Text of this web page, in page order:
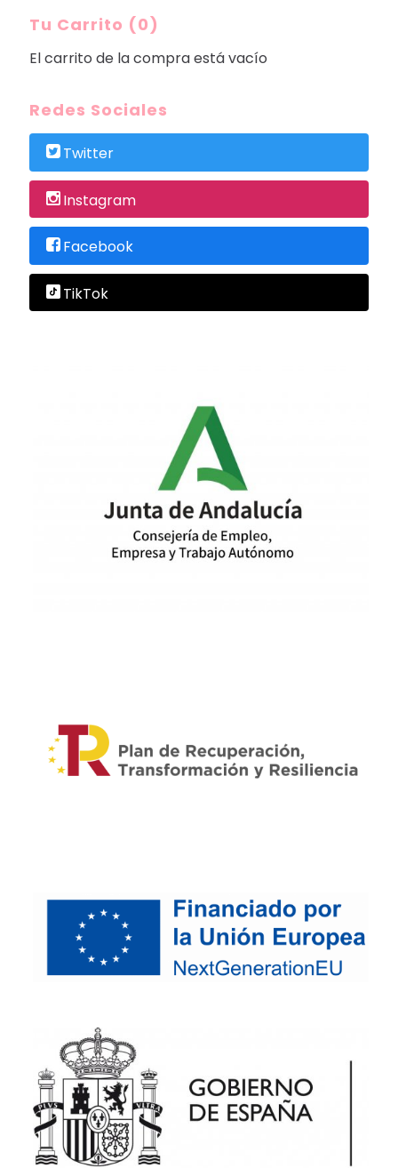
Tu Carrito (0)
El carrito de la compra está vacío
Redes Sociales
Twitter
Instagram
Facebook
TikTok